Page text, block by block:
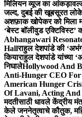
मिलियन व्यूज का आंकड़ा
जल्द, दुबई की खूबसूरत
अशफ़ाक खोपेकर को मिला
‘बेस्ट बॉलीवुड एक्टिविस्ट’
Abhangawari
Hallराहुल देशपांडे की
कियाराहुल देशपांडे यांच्या
निघालेHollywood And
Anti-Hunger CEO For
American Hunger
Of Lavani, Acting And
मदतीसाठी धावले केंद्रीय
केले जननेतृत्वाचे कौतुक,